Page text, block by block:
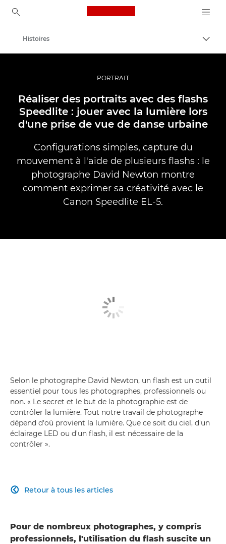
Canon Logo, back to
Vidéo et photographie professionnelles
Histoires
PORTRAIT
Réaliser des portraits avec des flashs
Speedlite : jouer avec la lumière lors
d'une prise de vue de danse urbaine
Configurations simples, capture du
mouvement à l'aide de plusieurs flashs : le
photographe David Newton montre
comment exprimer sa créativité avec le
Canon Speedlite EL-5.
Selon le photographe David Newton, un flash est un outil
essentiel pour tous les photographes, professionnels ou
non. « Le secret et le but de la photographie est de
contrôler la lumière. Tout notre travail de photographe
dépend d'où provient la lumière. Que ce soit du ciel, d'un
éclairage LED ou d'un flash, il est nécessaire de la
contrôler ».
Retour à tous les articles

Pour de nombreux photographes, y compris
professionnels, l'utilisation du flash suscite un